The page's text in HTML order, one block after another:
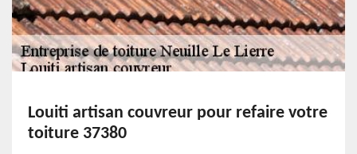
Louiti artisan couvreur pour refaire votre
toiture 37380